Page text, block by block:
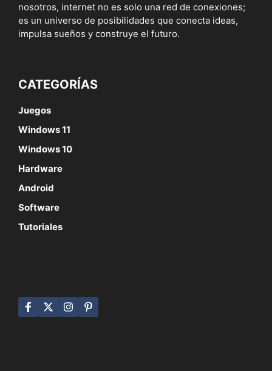
nosotros, internet no es solo una red de conexiones;
es un universo de posibilidades que conecta ideas,
impulsa sueños y construye el futuro.
CATEGORÍAS
Juegos
Windows 11
Windows 10
Hardware
Android
Software
Tutoriales